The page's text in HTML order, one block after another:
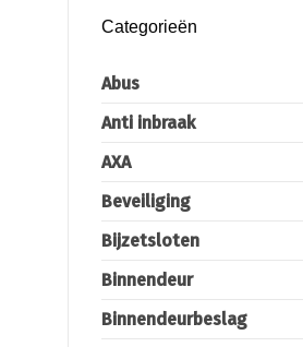
Categorieën
Abus
Anti inbraak
AXA
Beveiliging
Bijzetsloten
Binnendeur
Binnendeurbeslag